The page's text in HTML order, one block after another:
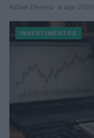
Rafael Oliveira · 4 ago 2026
INVESTIMENTOS